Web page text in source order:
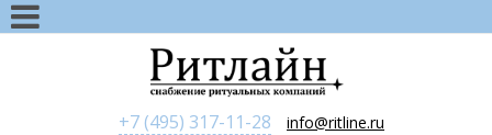
+7 (495) 317-11-28
info@ritline.ru